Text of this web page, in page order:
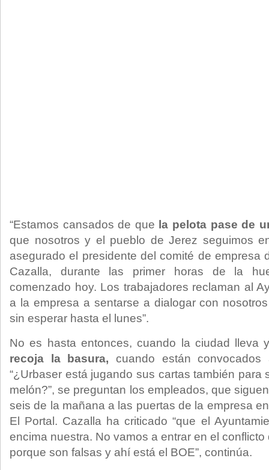
“Estamos cansados de que la pelota pase de
que nosotros y el pueblo de Jerez seguimos
asegurado el presidente del comité de empresa
Cazalla, durante las primer horas de la
comenzado hoy. Los trabajadores reclaman al
a la empresa a sentarse a dialogar con
sin esperar hasta el lunes”.
No es hasta entonces, cuando la ciudad lleva
recoja la basura, cuando están
“¿Urbaser está jugando sus cartas también para
melón?”, se preguntan los empleados, que
seis de la mañana a las puertas de la empresa
El Portal. Cazalla ha criticado “que el
encima nuestra. No vamos a entrar en el
porque son falsas y ahí está el BOE”, continúa.